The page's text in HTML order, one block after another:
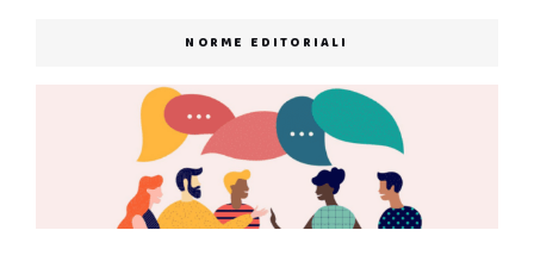
NORME EDITORIALI